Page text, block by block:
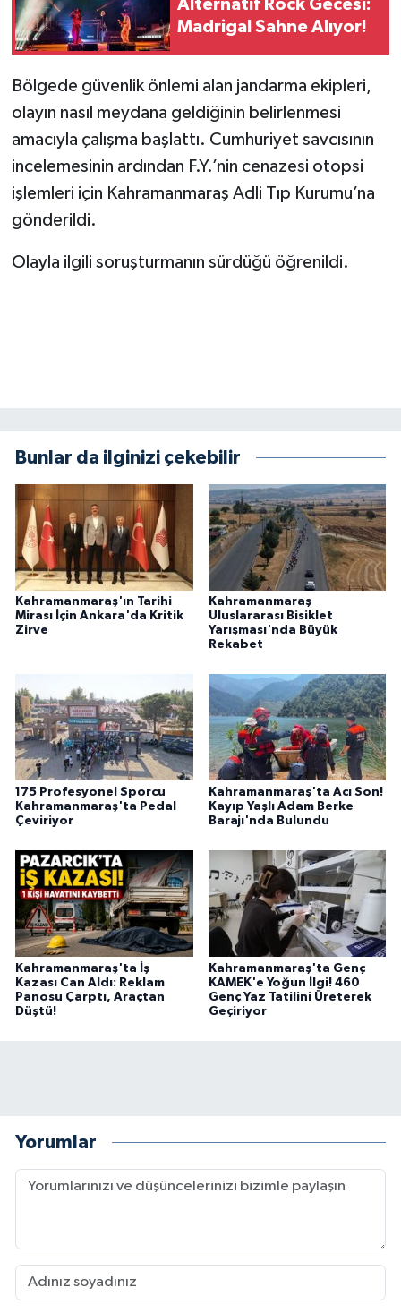
Alternatif Rock Gecesi:
Madrigal Sahne Alıyor!
Bölgede güvenlik önlemi alan jandarma ekipleri,
olayın nasıl meydana geldiğinin belirlenmesi
amacıyla çalışma başlattı. Cumhuriyet savcısının
incelemesinin ardından F.Y.’nin cenazesi otopsi
işlemleri için Kahramanmaraş Adli Tıp Kurumu’na
gönderildi.
Olayla ilgili soruşturmanın sürdüğü öğrenildi.
Bunlar da ilginizi çekebilir
Kahramanmaraş'ın Tarihi
Mirası İçin Ankara'da Kritik
Zirve
Kahramanmaraş
Uluslararası Bisiklet
Yarışması'nda Büyük
Rekabet
175 Profesyonel Sporcu
Kahramanmaraş'ta Pedal
Çeviriyor
Kahramanmaraş'ta Acı Son!
Kayıp Yaşlı Adam Berke
Barajı'nda Bulundu
Kahramanmaraş'ta İş
Kazası Can Aldı: Reklam
Panosu Çarptı, Araçtan
Düştü!
Kahramanmaraş'ta Genç
KAMEK'e Yoğun İlgi! 460
Genç Yaz Tatilini Üreterek
Geçiriyor
Yorumlar
KİM KİMDİR
KİTAP
HEDEF2020
MİZAH
BÖLGEDEN
BİLİM TEKNOLOJİ
ASAYİŞ
SEÇİM 2015
BİLİM VE TEKNOLOJİ
YARIŞMALAR
TANITIM